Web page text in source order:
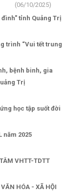
(06/10/2025)
tỉnh Quảng Trị
trình “Vui tết trung
bệnh binh, gia
Trị
học tập suốt đời
năm 2025
VHTT-TDTT
HÓA - XÃ HỘI